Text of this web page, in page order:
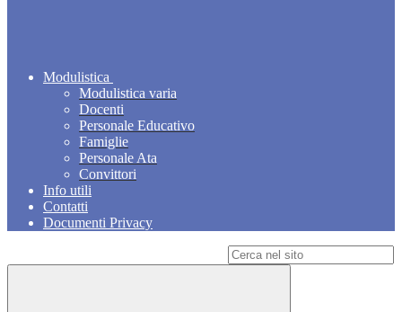
Modulistica
Modulistica varia
Docenti
Personale Educativo
Famiglie
Personale Ata
Convittori
Info utili
Contatti
Documenti Privacy